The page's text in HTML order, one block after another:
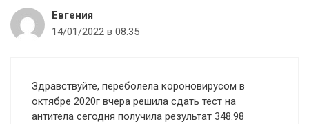
и
г
а
Евгения
14/01/2022 в 08:35
Здравствуйте, переболела короновирусом в
октябре 2020г вчера решила сдать тест на
антитела сегодня получила результат 348.98